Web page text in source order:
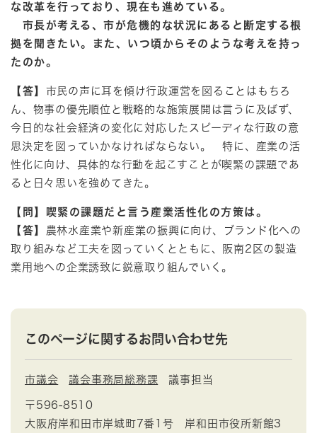
な改革を行っており、現在も進めている。
市長が考える、市が危機的な状況にあると断定する根
拠を聞きたい。また、いつ頃からそのような考えを持っ
たのか。
【答】 市民の声に耳を傾け行政運営を図ることはもちろ
ん、物事の優先順位と戦略的な施策展開は言うに及ばず、
今日的な社会経済の変化に対応したスピーディな行政の意
思決定を図っていかなければならない。 特に、産業の活
性化に向け、具体的な行動を起こすことが喫緊の課題であ
ると日々思いを強めてきた。
【問】喫緊の課題だと言う産業活性化の方策は。
【答】 農林水産業や新産業の振興に向け、ブランド化への
取り組みなど工夫を図っていくとともに、阪南2区の製造
業用地への企業誘致に鋭意取り組んでいく。
このページに関するお問い合わせ先
市議会 議会事務局総務課 議事担当
〒596-8510
大阪府岸和田市岸城町7番1号 岸和田市役所新館3